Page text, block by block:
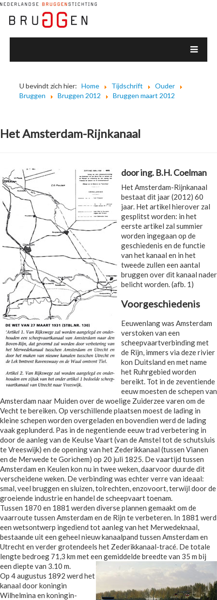
U bevindt zich hier: Home Tijdschrift
Ouder
Bruggen
Bruggen 2012 Bruggen maart 2012
Het Amsterdam-Rijnkanaal
door ing. B.H. Coelman
Het Amsterdam-Rijnkanaal
bestaat dit jaar (2012) 60
jaar. Het artikel hierover zal
gesplitst worden: in het
eerste artikel zal summier
worden ingegaan op de
geschiedenis en de functie
van het kanaal en in het
tweede zullen een aantal
bruggen over dit kanaal nader
belicht worden. (afb. 1)
Voorgeschiedenis
Eeuwenlang was Amsterdam
verstoken van een
scheepvaartverbinding met
de Rijn, immers via deze rivier
kon Duitsland en met name
het Ruhrgebied worden
bereikt. Tot in de zeventiende
eeuw moesten de schepen van
Amsterdam naar Muiden over de woelige Zuiderzee varen om de
Vecht te bereiken. Op verschillende plaatsen moest de lading in
kleine schepen worden overgeladen en bovendien werd de lading
vaak geplunderd. Pas in de negentiende eeuw trad verbetering in
door de aanleg van de Keulse Vaart (van de Amstel tot de schutsluis
te Vreeswijk) en de opening van het Zederikkanaal (tussen Vianen
en de Merwede te Gorichem) op 20 juli 1825. De vaartijd tussen
Amsterdam en Keulen kon nu in twee weken, daarvoor duurde dit
verscheidene weken. De verbinding was echter verre van ideaal:
smal, veel bruggen en sluizen, tolrechten, enzovoort, terwijl door de
groeiende industrie en handel de scheepvaart toenam.
Tussen 1870 en 1881 werden diverse plannen gemaakt om de
vaarroute tussen Amsterdam en de Rijn te verbeteren. In 1881 werd
een wetsontwerp ingediend tot aanleg van het Merwedeknaal,
bestaande uit een geheel nieuw kanaalpand tussen Amsterdam en
Utrecht en verder grotendeels het Zederikkanaal-tracé. De totale
lengte bedroeg 71,3 km met een gemiddelde breedte van 35 m bij
een diepte van 3.10 m.
Op 4 augustus 1892 werd het
kanaal door koningin
Wilhelmina en koningin-